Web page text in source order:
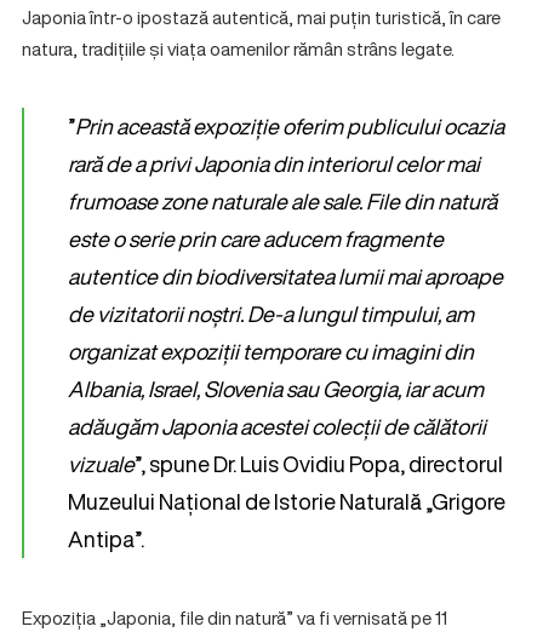
Japonia într-o ipostază autentică, mai puțin turistică, în care
natura, tradițiile și viața oamenilor rămân strâns legate.
”Prin această expoziție oferim publicului ocazia
rară de a privi Japonia din interiorul celor mai
frumoase zone naturale ale sale. File din natură
este o serie prin care aducem fragmente
autentice din biodiversitatea lumii mai aproape
de vizitatorii noștri. De-a lungul timpului, am
organizat expoziții temporare cu imagini din
Albania, Israel, Slovenia sau Georgia, iar acum
adăugăm Japonia acestei colecții de călătorii
vizuale”, spune Dr. Luis Ovidiu Popa, directorul
Muzeului Național de Istorie Naturală „Grigore
Antipa”.
Expoziția „Japonia, file din natură” va fi vernisată pe 11